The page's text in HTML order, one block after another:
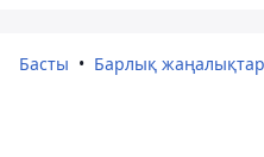
Басты Барлық жаңалықтар